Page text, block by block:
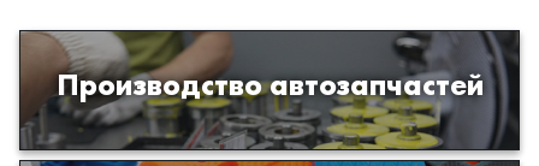
Производство автозапчастей
Разработка и производство деталей
из эластомеров для подвески
автомобиля